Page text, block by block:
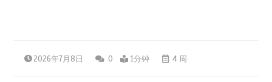
2026年7月8日 0 1分钟 4 周